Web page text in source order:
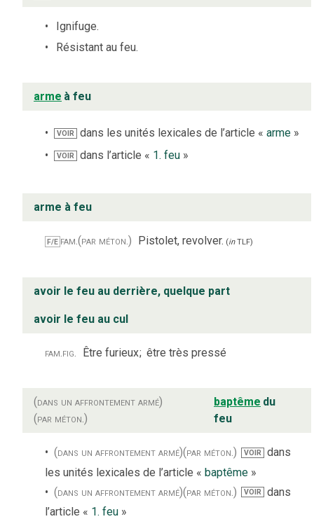
Ignifuge.
Résistant au feu.
arme à feu
VOIR dans les unités lexicales de l’article «arme »
VOIR dans l’article « 1. feu »
arme à feu
F/E fam.(par méton.) Pistolet, revolver. (inTLF)
avoir le feu au derrière, quelque part
avoir le feu au cul
fam. fig. Être furieux; être très pressé
(dans un affrontement armé)
(par méton.)
baptême du
feu
(dans un affrontement armé)(par méton.) VOIR dans
les unités lexicales de l’article « baptême »
(dans un affrontement armé)(par méton.) VOIR
dans
l’article « 1. feu »